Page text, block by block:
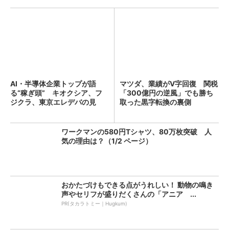
AI・半導体企業トップが語
る“稼ぎ頭” キオクシア、フ
ジクラ、東京エレデバの見
マツダ、業績がV字回復 関税
「300億円の逆風」でも勝ち
取った黒字転換の裏側
ワークマンの580円Tシャツ、80万枚突破 人
気の理由は？（1/2 ページ）
おかたづけもできる点がうれしい！ 動物の鳴き
声やセリフが盛りだくさんの「アニア ...
PR(タカラトミー｜Hugkum)